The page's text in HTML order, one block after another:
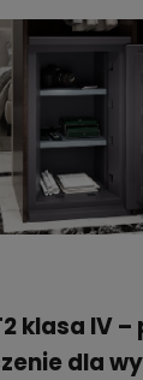
klasa IV
dla